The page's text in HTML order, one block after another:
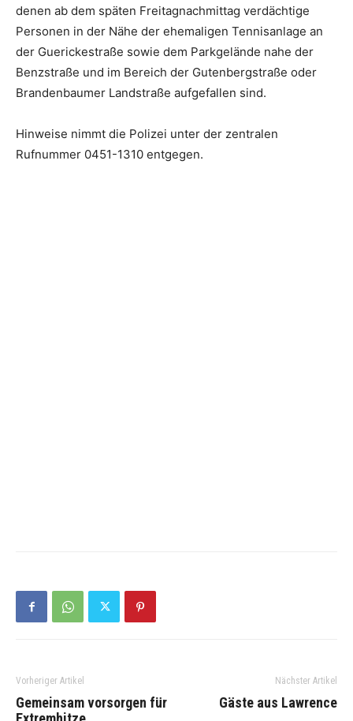
denen ab dem späten Freitagnachmittag verdächtige
Personen in der Nähe der ehemaligen Tennisanlage an
der Guerickestraße sowie dem Parkgelände nahe der
Benzstraße und im Bereich der Gutenbergstraße oder
Brandenbaumer Landstraße aufgefallen sind.
Hinweise nimmt die Polizei unter der zentralen
Rufnummer 0451-1310 entgegen.
Vorheriger Artikel
Gemeinsam vorsorgen für
Nächster Artikel
Gäste aus Lawrence